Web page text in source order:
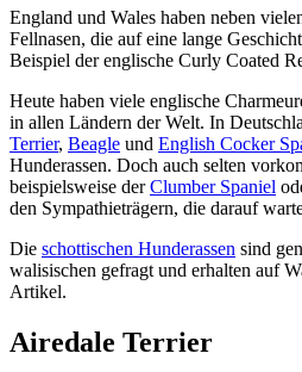
England und Wales haben neben
Fellnasen, die auf eine lange
Beispiel der englische Curly Coated
Heute haben viele englische
in allen Ländern der Welt. In
Terrier, Beagle und English Cocker
Hunderassen. Doch auch selten
beispielsweise derClumber Spaniel
den Sympathieträgern, die darauf
Die schottischen Hunderassen sind
walisischen gefragt und erhalten auf
Artikel.
Airedale Terrier